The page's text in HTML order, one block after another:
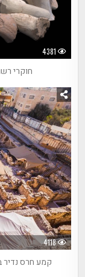
4381
חוקרי
4118
קמע חרס נדיר